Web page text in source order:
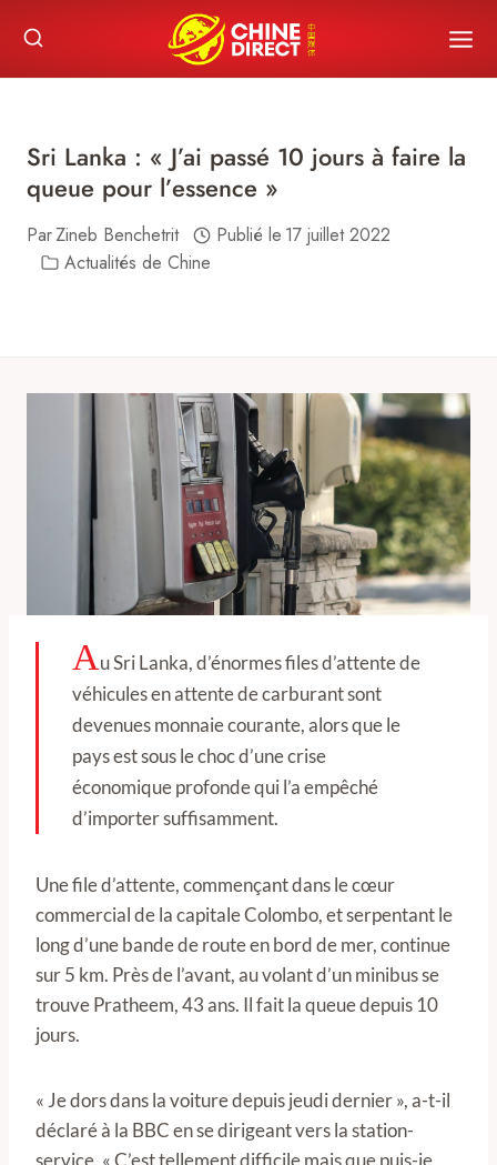
content
Sri Lanka : « J’ai passé 10 jours à faire la
queue pour l’essence »
ParZineb Benchetrit Publié le 17 juillet 2022
Actualités de Chine
Au Sri Lanka, d’énormes files d’attente de
véhicules en attente de carburant sont
devenues monnaie courante, alors que le
pays est sous le choc d’une crise
économique profonde qui l’a empêché
d’importer suffisamment.
Une file d’attente, commençant dans le cœur
commercial de la capitale Colombo, et serpentant le
long d’une bande de route en bord de mer, continue
sur 5 km. Près de l’avant, au volant d’un minibus se
trouve Pratheem, 43 ans. Il fait la queue depuis 10
jours.
« Je dors dans la voiture depuis jeudi dernier », a-t-il
déclaré à la BBC en se dirigeant vers la station-
service. « C’est tellement difficile mais que puis-je